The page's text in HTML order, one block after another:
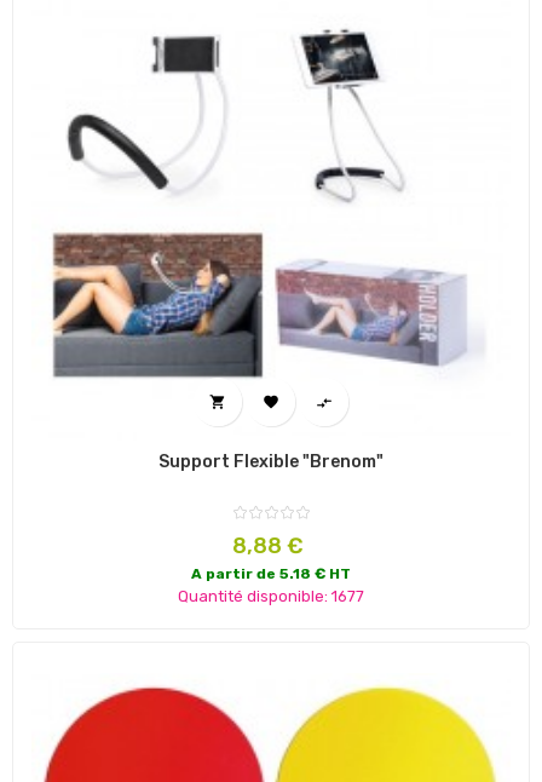
  
Support Flexible "Brenom"
Prix
8,88 €
A partir de 5.18 € HT
Quantité disponible: 1677